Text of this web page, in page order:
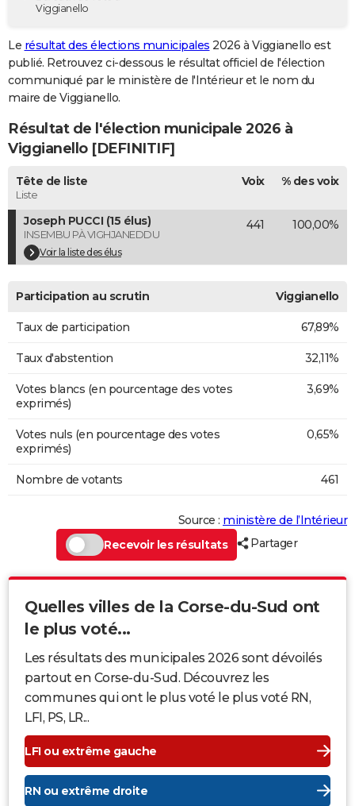
Destinations
City break
Voyage nature
Voyage de noces
Forum
GUIDES D'ACHAT
BONS PLANS
Carte de Noël
Carte Bonne année
Carte Saint-Valentin
Carte Pâques
Carte d'anniversaire
DICTIONNAIRE
Dictionnaire
Biographies
Citations
Expressions
Proverbes
PROGRAMME TV
COPAINS D'AVANT
S'inscrire
Se connecter
Lycées
Collèges
Primaires
Universités
Entreprises
Service militaire
Avis de recherche
AVIS DE DÉCÈS
Bricolage
Television
Viggianello
Le résultat des élections municipales 2026 à Viggianello est
publié. Retrouvez ci-dessous le résultat officiel de l'élection
communiqué par le ministère de l'Intérieur et le nom du
maire de Viggianello.
Résultat de l'élection municipale 2026 à
Viggianello [DEFINITIF]
Tête de liste
Liste
Voix % des voix
Joseph PUCCI (15 élus)
INSEMBU PÀ VIGHJANEDDU
Voir la liste des élus
441 100,00%
Participation au scrutin Viggianello
Taux de participation 67,89%
Taux d'abstention 32,11%
Votes blancs (en pourcentage des votes
exprimés)
3,69%
Votes nuls (en pourcentage des votes
exprimés)
0,65%
Nombre de votants 461
Source : ministère de l’Intérieur
Recevoir les résultats
Partager
Quelles villes de la Corse-du-Sud ont
le plus voté...
Les résultats des municipales 2026 sont dévoilés
partout en Corse-du-Sud. Découvrez les
communes qui ont le plus voté le plus voté RN,
LFI, PS, LR...
LFI ou extrême gauche
RN ou extrême droite